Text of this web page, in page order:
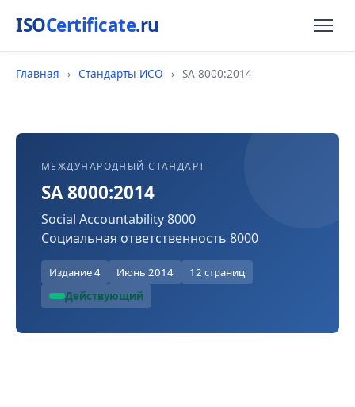
ISOCertificate.ru
Главная › Стандарты ИСО › SA 8000:2014
МЕЖДУНАРОДНЫЙ СТАНДАРТ
SA 8000:2014
Social Accountability 8000
Социальная ответственность 8000
Издание 4 Июнь 2014
12 страниц
Действующий